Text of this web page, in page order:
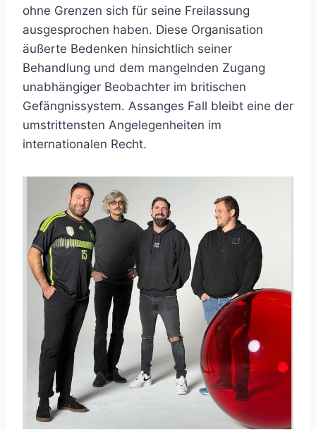
ohne Grenzen sich für seine Freilassung
ausgesprochen haben. Diese Organisation
äußerte Bedenken hinsichtlich seiner
Behandlung und dem mangelnden Zugang
unabhängiger Beobachter im britischen
Gefängnissystem. Assanges Fall bleibt eine der
umstrittensten Angelegenheiten im
internationalen Recht.